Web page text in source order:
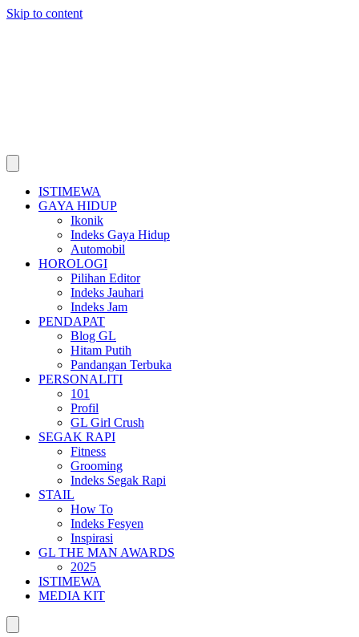
Skip to content
ISTIMEWA
GAYA HIDUP
Ikonik
Indeks Gaya Hidup
Automobil
HOROLOGI
Pilihan Editor
Indeks Jauhari
Indeks Jam
PENDAPAT
Blog GL
Hitam Putih
Pandangan Terbuka
PERSONALITI
101
Profil
GL Girl Crush
SEGAK RAPI
Fitness
Grooming
Indeks Segak Rapi
STAIL
How To
Indeks Fesyen
Inspirasi
GL THE MAN AWARDS
2025
ISTIMEWA
MEDIA KIT